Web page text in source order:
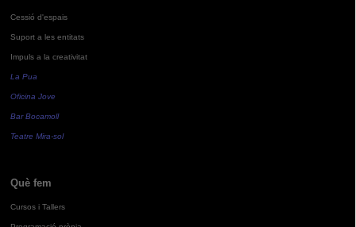
Cessió d'espais
Suport a les entitats
Impuls a la creativitat
La Pua
Oficina Jove
Bar Bocamoll
Teatre Mira-sol
Què fem
Cursos i Tallers